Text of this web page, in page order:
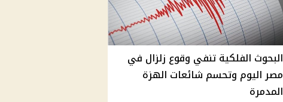
البحوث الفلكية تنفي وقوع زلزال في
مصر اليوم وتحسم شائعات الهزة
المدمرة